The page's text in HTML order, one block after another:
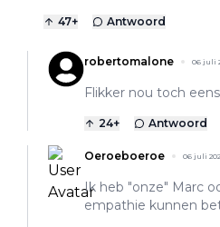
47+ Antwoord
robertomalone 06 juli
Flikker nou toch
24+ Antwoord
Oeroeboeroe 06 juli
Ik heb "onze" Marc
empathie kunnen